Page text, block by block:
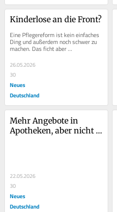
Kinderlose an die Front?
Eine Pflegereform ist kein einfaches
Ding und außerdem noch schwer zu
machen. Das ficht aber
Warken (CDU) nicht an....
26.05.2026
30
Neues
Deutschland
Mehr Angebote in
Apotheken, aber nicht
22.05.2026
30
Neues
Deutschland